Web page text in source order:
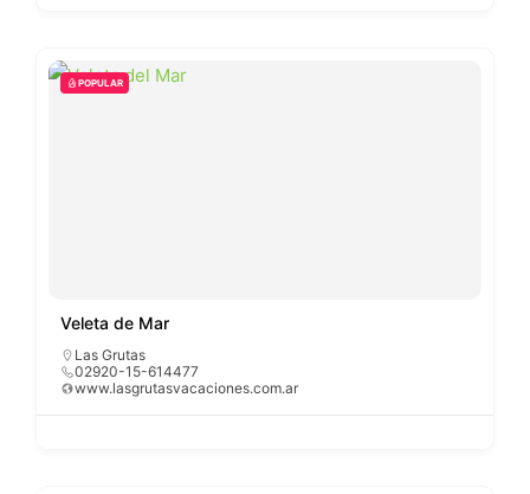
POPULAR
Veleta de Mar
Las Grutas
02920-15-614477
www.lasgrutasvacaciones.com.ar